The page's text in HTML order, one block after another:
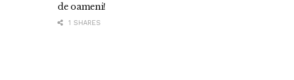
de oameni!
1 SHARES